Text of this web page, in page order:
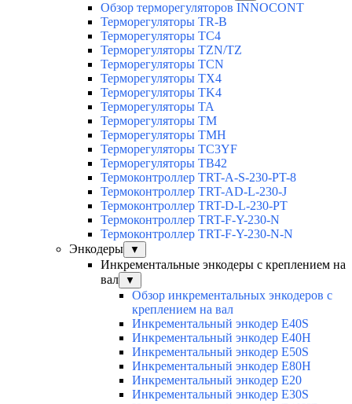
Обзор терморегуляторов INNOCONT
Терморегуляторы TR-B
Терморегуляторы TC4
Терморегуляторы TZN/TZ
Терморегуляторы TCN
Терморегуляторы TX4
Терморегуляторы TK4
Терморегуляторы TA
Терморегуляторы TM
Терморегуляторы TMH
Терморегуляторы TC3YF
Терморегуляторы TB42
Термоконтроллер TRT-A-S-230-PT-8
Термоконтроллер TRT-AD-L-230-J
Термоконтроллер TRT-D-L-230-PT
Термоконтроллер TRT-F-Y-230-N
Термоконтроллер TRT-F-Y-230-N-N
Энкодеры
▼
Инкрементальные энкодеры с креплением на
вал
▼
Обзор инкрементальных энкодеров с
креплением на вал
Инкрементальный энкодер E40S
Инкрементальный энкодер E40H
Инкрементальный энкодер E50S
Инкрементальный энкодер E80H
Инкрементальный энкодер E20
Инкрементальный энкодер E30S